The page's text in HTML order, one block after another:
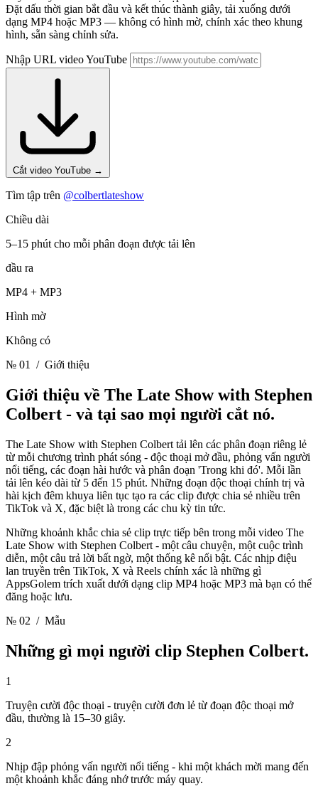
Đặt dấu thời gian bắt đầu và kết thúc thành giây, tải xuống dưới
dạng MP4 hoặc MP3 — không có hình mờ, chính xác theo khung
hình, sẵn sàng chỉnh sửa.
Nhập URL video YouTube
Cắt video YouTube →
Tìm tập trên @colbertlateshow
Chiều dài
5–15 phút cho mỗi phân đoạn được tải lên
đầu ra
MP4 + MP3
Hình mờ
Không có
№ 01
/ Giới thiệu
Giới thiệu về The Late Show with Stephen
Colbert - và tại sao mọi người cắt nó.
The Late Show with Stephen Colbert tải lên các phân đoạn riêng lẻ
từ mỗi chương trình phát sóng - độc thoại mở đầu, phỏng vấn người
nổi tiếng, các đoạn hài hước và phân đoạn 'Trong khi đó'. Mỗi lần
tải lên kéo dài từ 5 đến 15 phút. Những đoạn độc thoại chính trị và
hài kịch đêm khuya liên tục tạo ra các clip được chia sẻ nhiều trên
TikTok và X, đặc biệt là trong các chu kỳ tin tức.
Những khoảnh khắc chia sẻ clip trực tiếp bên trong mỗi video The
Late Show with Stephen Colbert - một câu chuyện, một cuộc trình
diễn, một câu trả lời bất ngờ, một thống kê nổi bật. Các nhịp điệu
lan truyền trên TikTok, X và Reels chính xác là những gì
AppsGolem trích xuất dưới dạng clip MP4 hoặc MP3 mà bạn có thể
đăng hoặc lưu.
№ 02 / Mẫu
Những gì mọi người clip Stephen Colbert.
1
Truyện cười độc thoại - truyện cười đơn lẻ từ đoạn độc thoại mở
đầu, thường là 15–30 giây.
2
Nhịp đập phỏng vấn người nổi tiếng - khi một khách mời mang đến
một khoảnh khắc đáng nhớ trước máy quay.